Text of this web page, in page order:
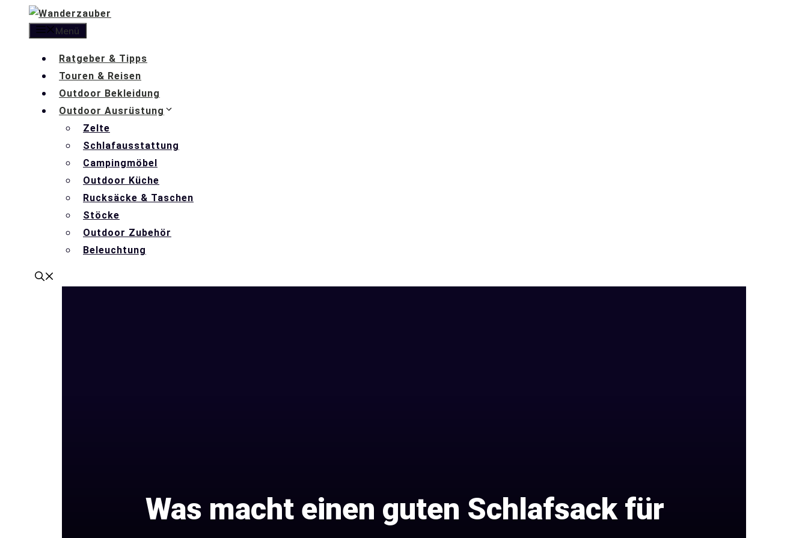
Menü
Ratgeber & Tipps
Touren & Reisen
Outdoor Bekleidung
Outdoor Ausrüstung
Zelte
Schlafausstattung
Campingmöbel
Outdoor Küche
Rucksäcke & Taschen
Stöcke
Outdoor Zubehör
Beleuchtung
Was macht einen guten Schlafsack für